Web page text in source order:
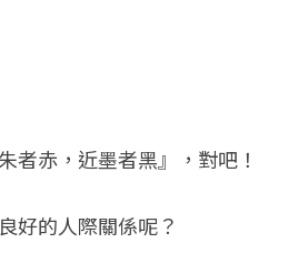
》完整典藏版
者赤，近墨者黑』，對吧！
好的人際關係呢？